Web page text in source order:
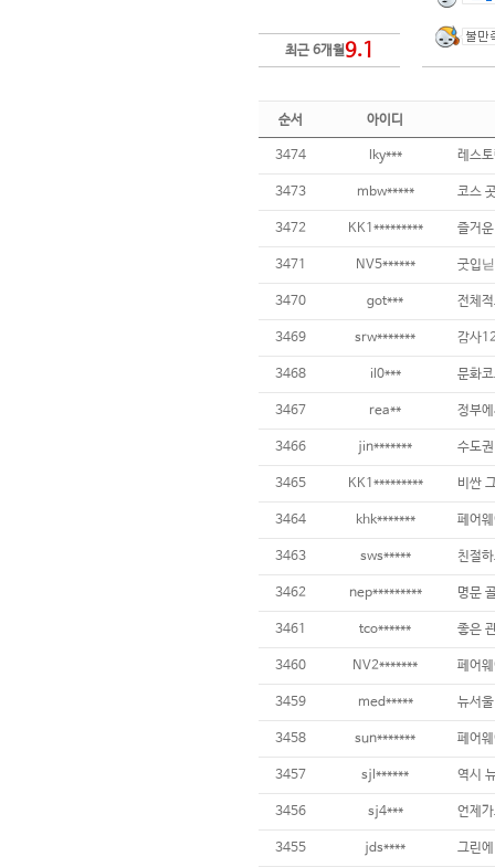
최근 6개월9.1
순서 아이디
3474 lky***
3473 mbw*****
3472 KK1*********
3471 NV5****** 굿입
3470 got*** 전체
3469 srw******* 감사
3468 il0***
3467 rea**
3466 jin*******
3465 KK1*********
3464 khk*******
3463 sws*****
3462 nep*********
3461 tco****** 좋은
3460 NV2*******
3459 med***** 뉴서
3458 sun*******
3457 sjl******
3456 sj4***
3455 jds****